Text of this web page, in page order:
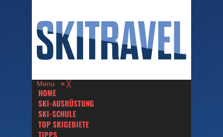
Menu ≡ ╳
HOME
SKI-AUSRÜSTUNG
SKI-SCHULE
TOP SKIGEBIETE
TIPPS